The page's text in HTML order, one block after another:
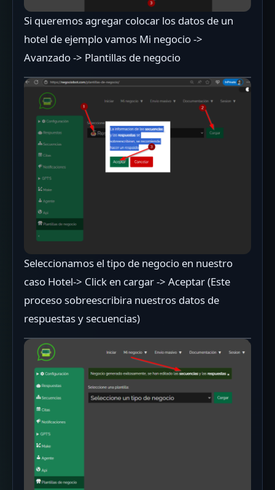
Si queremos agregar colocar los datos de un
hotel de ejemplo vamos Mi negocio ->
Avanzado -> Plantillas de negocio
Seleccionamos el tipo de negocio en nuestro
caso Hotel-> Click en cargar -> Aceptar (Este
proceso sobreescribira nuestros datos de
respuestas y secuencias)